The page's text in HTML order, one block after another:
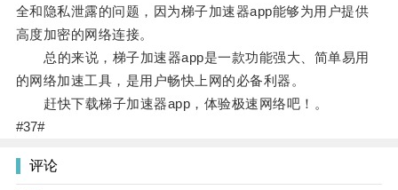
全和隐私泄露的问题，因为梯子加速器app能够为用户提供
高度加密的网络连接。
总的来说，梯子加速器app是一款功能强大、简单易用
的网络加速工具，是用户畅快上网的必备利器。
赶快下载梯子加速器app，体验极速网络吧！。
#37#
评论